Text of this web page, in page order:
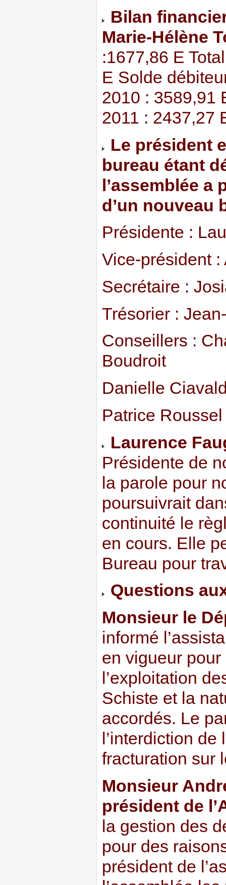
Bilan
Marie-Hélène
:1677,86 E
E Solde
2010 : 3589,91
2011 : 2437,27
Le président
bureau étant
l’assemblée a
d’un nouveau
Présidente :
Vice-président :
Secrétaire :
Trésorier :
Conseillers :
Boudroit
Danielle
Patrice
Laurence
Présidente de
la parole pour
poursuivrait
continuité le
en cours. Elle
Bureau pour
Questions
Monsieur le
informé
en vigueur
l’exploitation
Schiste et la
accordés. Le
l’interdiction
fracturation sur
Monsieur
président de
la gestion des
pour des
président de